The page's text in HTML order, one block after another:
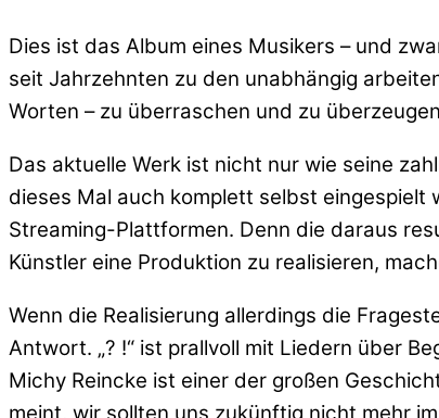
Dies ist das Album eines Musikers – und
seit Jahrzehnten zu den unabhängig
Worten – zu überraschen und zu
Das aktuelle Werk ist nicht nur wie seine
dieses Mal auch komplett selbst eingespielt
Streaming-Plattformen. Denn die daraus
Künstler eine Produktion zu realisieren,
Wenn die Realisierung allerdings die
Antwort. „? !“ ist prallvoll mit Liedern über
Michy Reincke ist einer der großen
meint, wir sollten uns zukünftig nicht mehr